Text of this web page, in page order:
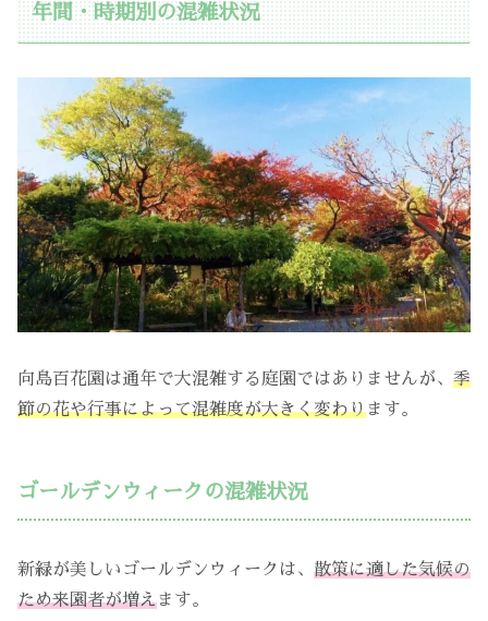
年間・時期別の混雑状況
向島百花園は通年で大混雑する庭園ではありませんが、 季
節の花や行事によって混雑度が大きく変わります。
ゴールデンウィークの混雑状況
新緑が美しいゴールデンウィークは、 散策に適した気候の
ため来園者が増えます。